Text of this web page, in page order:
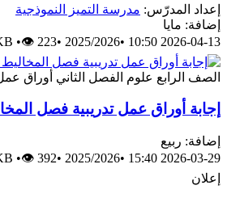
إعداد المدرّس: مدرسة التميز النموذجية
إضافة: مايا
2026-04-13 10:50
•
2025/2026
•
•👁 223
الصف الرابع علوم الفصل الثاني أوراق
إجابة أوراق عمل تدريبية فصل
إضافة: ربيع
2026-03-29 15:40
•
2025/2026
•
•👁 392
إعلان